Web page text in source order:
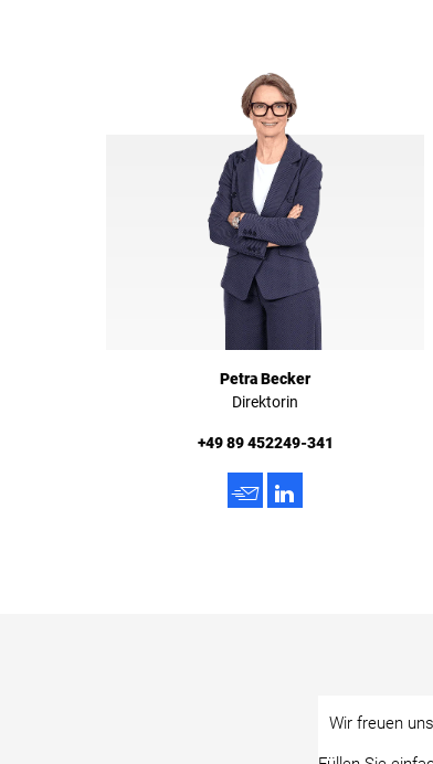
Petra Becker
Direktorin
+49 89 452249-341
h 3
Wir freuen